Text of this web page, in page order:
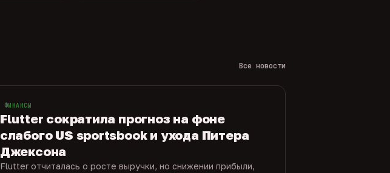
Все новости
ФИНАНСЫ
Flutter сократила прогноз на фоне
слабого US sportsbook и ухода Питера
Джексона
Flutter отчиталась о росте выручки, но снижении прибыли,